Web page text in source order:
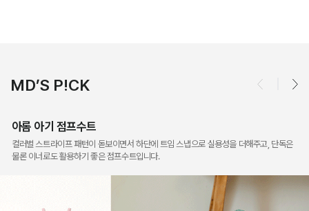
MD’S P!CK
아롬 아기 점프수트
컬러별 스트라이프 패턴이 돋보이면서 하단에 트임 스냅으로 실용성을 더해주고, 단독은
물론 이너로도 활용하기 좋은 점프수트입니다.